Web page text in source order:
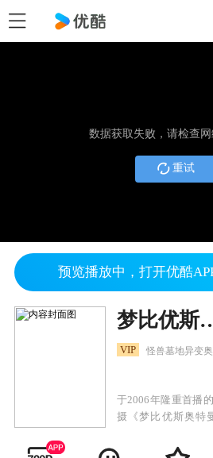
数据获取失败，请检查
重试
预览播放中，打开优酷
梦比优斯奥特曼外
VIP 怪兽墓地异变
于2006年隆重首播
摄《梦比优斯奥特
25日、12月22日再